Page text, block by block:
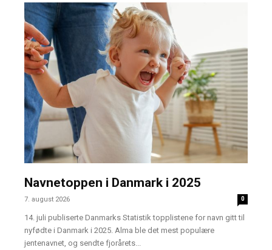
Navnetoppen i Danmark i 2025
7. august 2026 0
14. juli publiserte Danmarks Statistik topplistene for navn gitt til
nyfødte i Danmark i 2025. Alma ble det mest populære
jentenavnet, og sendte fjorårets...